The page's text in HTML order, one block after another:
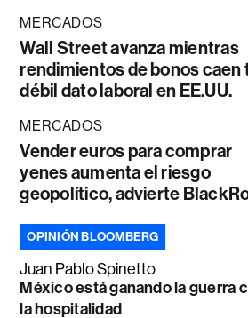
MERCADOS
Wall Street avanza mientras
rendimientos de bonos caen
débil dato laboral en EE.UU.
MERCADOS
Vender euros para comprar
yenes aumenta el riesgo
geopolítico, advierte
OPINIÓN BLOOMBERG
Juan Pablo Spinetto
México está ganando la guerra
la hospitalidad